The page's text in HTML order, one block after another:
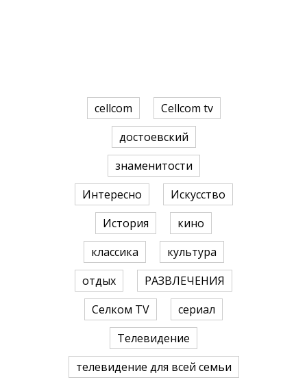
cellcom
Cellcom tv
достоевский
знаменитости
Интересно
Искусство
История
кино
классика
культура
отдых
РАЗВЛЕЧЕНИЯ
Селком TV
сериал
Телевидение
телевидение для всей семьи